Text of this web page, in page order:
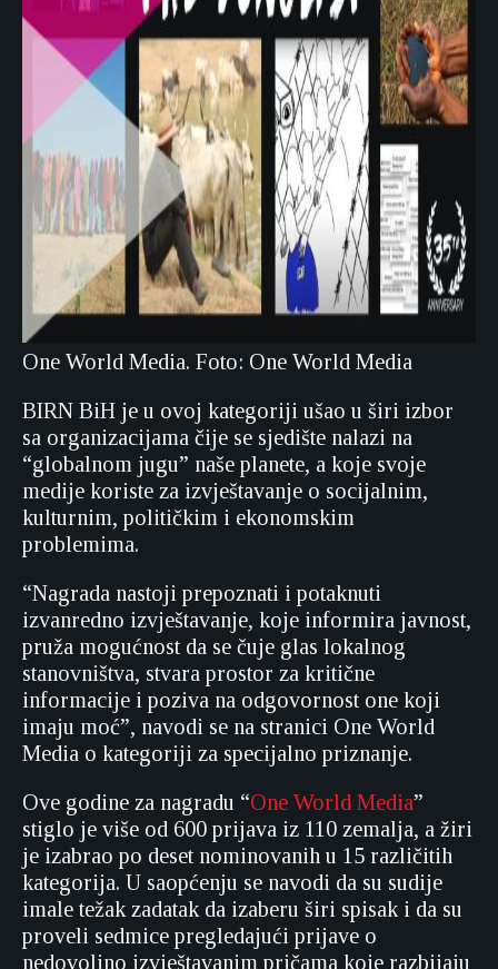
One World Media. Foto: One World Media
BIRN BiH je u ovoj kategoriji ušao u širi izbor
sa organizacijama čije se sjedište nalazi na
“globalnom jugu” naše planete, a koje svoje
medije koriste za izvještavanje o socijalnim,
kulturnim, političkim i ekonomskim
problemima.
“Nagrada nastoji prepoznati i potaknuti
izvanredno izvještavanje, koje informira javnost,
pruža mogućnost da se čuje glas lokalnog
stanovništva, stvara prostor za kritične
informacije i poziva na odgovornost one koji
imaju moć”, navodi se na stranici One World
Media o kategoriji za specijalno priznanje.
Ove godine za nagradu “One World Media”
stiglo je više od 600 prijava iz 110 zemalja, a žiri
je izabrao po deset nominovanih u 15 različitih
kategorija. U saopćenju se navodi da su sudije
imale težak zadatak da izaberu širi spisak i da su
proveli sedmice pregledajući prijave o
nedovoljno izvještavanim pričama koje razbijaju